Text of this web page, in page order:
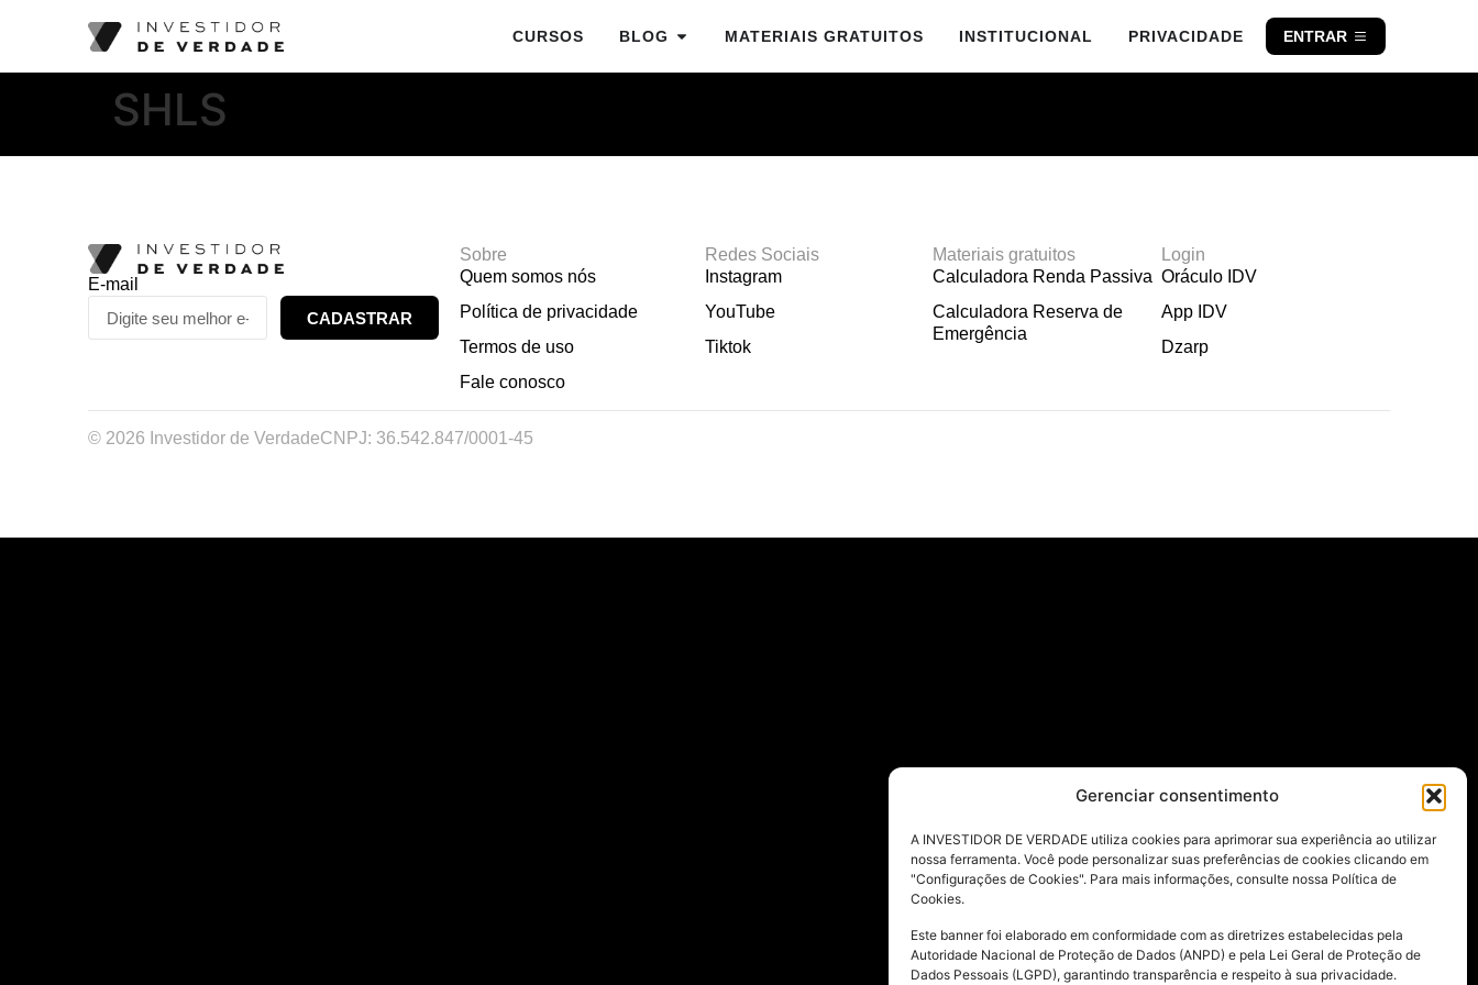
Gerenciar consentimento
A INVESTIDOR DE VERDADE utiliza cookies para aprimorar sua experiência ao utilizar
nossa ferramenta. Você pode personalizar suas preferências de cookies clicando em
"Configurações de Cookies". Para mais informações, consulte nossa Política de
Cookies.
Este banner foi elaborado em conformidade com as diretrizes estabelecidas pela
Autoridade Nacional de Proteção de Dados (ANPD) e pela Lei Geral de Proteção de
Dados Pessoais (LGPD), garantindo transparência e respeito à sua privacidade.
CURSOS BLOG MATERIAIS GRATUITOS INSTITUCIONAL PRIVACIDADE ENTRAR
SHLS
E-mail
CADASTRAR
Sobre
Quem somos nós
Política de privacidade
Termos de uso
Fale conosco
Redes Sociais
Instagram
YouTube
Tiktok
Materiais gratuitos
Calculadora Renda Passiva
Calculadora Reserva de
Emergência
Login
Oráculo IDV
App IDV
Dzarp
© 2026 Investidor de VerdadeCNPJ: 36.542.847/0001-45